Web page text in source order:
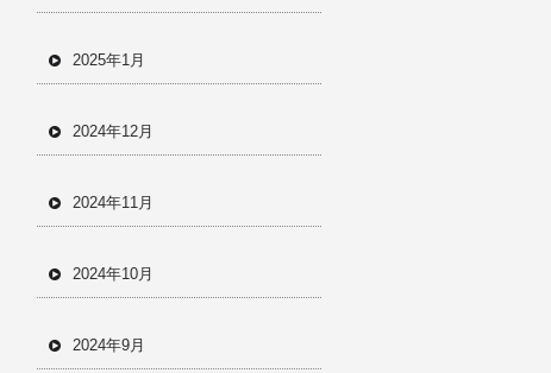
2025年1月
2024年12月
2024年11月
2024年10月
2024年9月